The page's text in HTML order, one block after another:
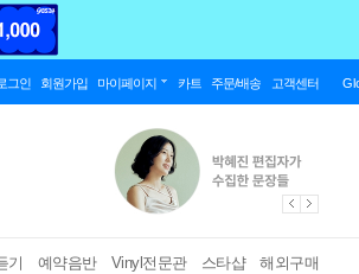
그인 회원가입 마이페이지 카트 주문/배송 고객센터
기 예약음반 Vinyl전문관 스타샵 해외구매